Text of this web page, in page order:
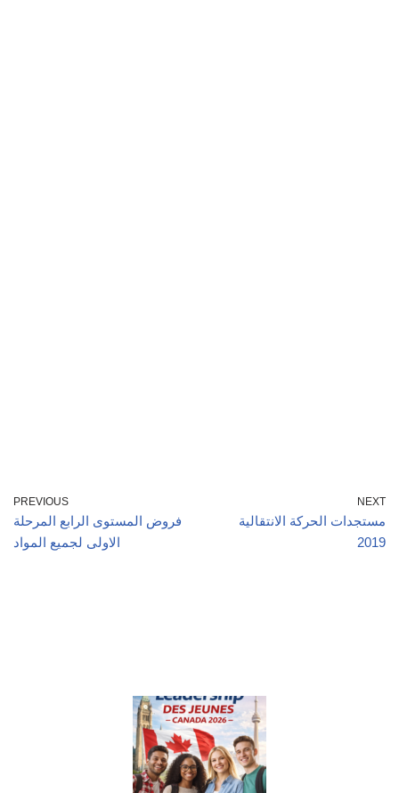
PREVIOUS
فروض المستوى الرابع المرحلة
الاولى لجميع المواد
NEXT
مستجدات الحركة الانتقالية
2019